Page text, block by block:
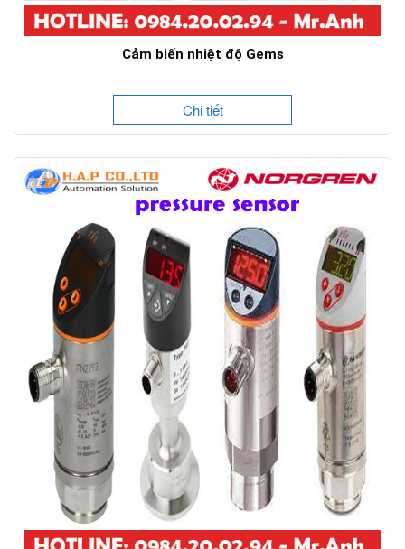
Cảm biến nhiệt độ Gems
Chi tiết